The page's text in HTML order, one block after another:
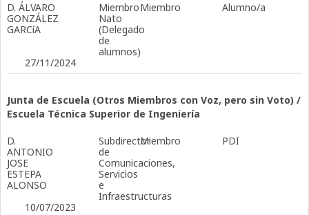
D. ÁLVARO
GONZÁLEZ
GARCíA
Miembro
Nato
(Delegado
de
alumnos)
Miembro Alumno/a
27/11/2024
Junta de Escuela (Otros Miembros con Voz, pero sin Voto) /
Escuela Técnica Superior de Ingeniería
D.
ANTONIO
JOSE
ESTEPA
ALONSO
Subdirector
de
Comunicaciones,
Servicios
e
Infraestructuras
Miembro PDI
10/07/2023